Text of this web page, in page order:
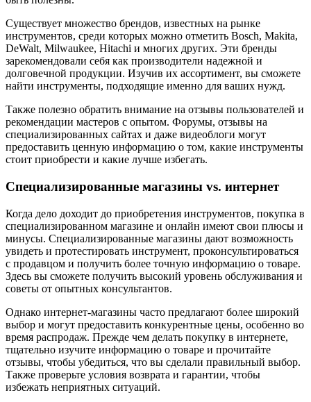
Существует множество брендов, известных на рынке
инструментов, среди которых можно отметить Bosch, Makita,
DeWalt, Milwaukee, Hitachi и многих других. Эти бренды
зарекомендовали себя как производители надежной и
долговечной продукции. Изучив их ассортимент, вы сможете
найти инструменты, подходящие именно для ваших нужд.
Также полезно обратить внимание на отзывы пользователей и
рекомендации мастеров с опытом. Форумы, отзывы на
специализированных сайтах и даже видеоблоги могут
предоставить ценную информацию о том, какие инструменты
стоит приобрести и какие лучше избегать.
Специализированные магазины vs. интернет
Когда дело доходит до приобретения инструментов, покупка в
специализированном магазине и онлайн имеют свои плюсы и
минусы. Специализированные магазины дают возможность
увидеть и протестировать инструмент, проконсультироваться
с продавцом и получить более точную информацию о товаре.
Здесь вы сможете получить высокий уровень обслуживания и
советы от опытных консультантов.
Однако интернет-магазины часто предлагают более широкий
выбор и могут предоставить конкурентные цены, особенно во
время распродаж. Прежде чем делать покупку в интернете,
тщательно изучите информацию о товаре и прочитайте
отзывы, чтобы убедиться, что вы сделали правильный выбор.
Также проверьте условия возврата и гарантии, чтобы
избежать неприятных ситуаций.